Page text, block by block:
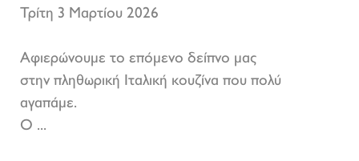
Τρίτη 3 Μαρτίου 2026
Αφιερώνουμε το επόμενο δείπνο μας
στην πληθωρική Ιταλική κουζίνα που πολύ
αγαπάμε.
Ο ...